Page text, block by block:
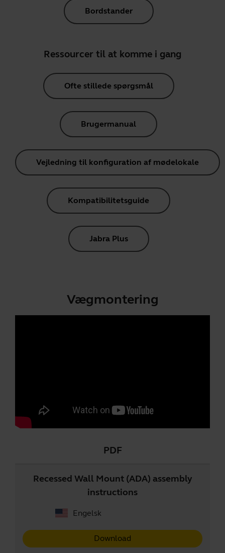
Bordstander
Ressourcer til at komme i gang
Ofte stillede spørgsmål
Brugermanual
Vejledning til konfiguration af mødelokale
Kompatibilitetsguide
Jabra Plus
Vægmontering
PDF
Recessed Wall Mount (ADA) assembly
instructions
Engelsk
Download